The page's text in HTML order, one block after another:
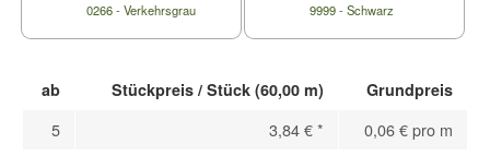
0266 - Verkehrsgrau 9999 - Schwarz
ab Stückpreis / Stück (60,00 m) Grundpreis
5 3,84 €*
0,06 € pro m